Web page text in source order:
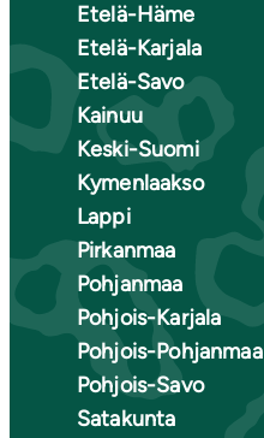
Etelä-Häme
Etelä-Karjala
Etelä-Savo
Kainuu
Keski-Suomi
Kymenlaakso
Lappi
Pirkanmaa
Pohjanmaa
Pohjois-Karjala
Pohjois-Pohjanmaa
Pohjois-Savo
Satakunta